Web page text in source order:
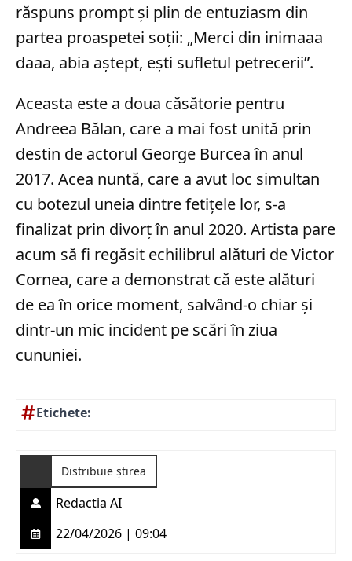
răspuns prompt și plin de entuziasm din
partea proaspetei soții: „Merci din inimaaa
daaa, abia aștept, ești sufletul petrecerii”.
Aceasta este a doua căsătorie pentru
Andreea Bălan, care a mai fost unită prin
destin de actorul George Burcea în anul
2017. Acea nuntă, care a avut loc simultan
cu botezul uneia dintre fetițele lor, s-a
finalizat prin divorț în anul 2020. Artista pare
acum să fi regăsit echilibrul alături de Victor
Cornea, care a demonstrat că este alături
de ea în orice moment, salvând-o chiar și
dintr-un mic incident pe scări în ziua
cununiei.
Etichete:
Distribuie știrea
Redactia AI
22/04/2026 | 09:04